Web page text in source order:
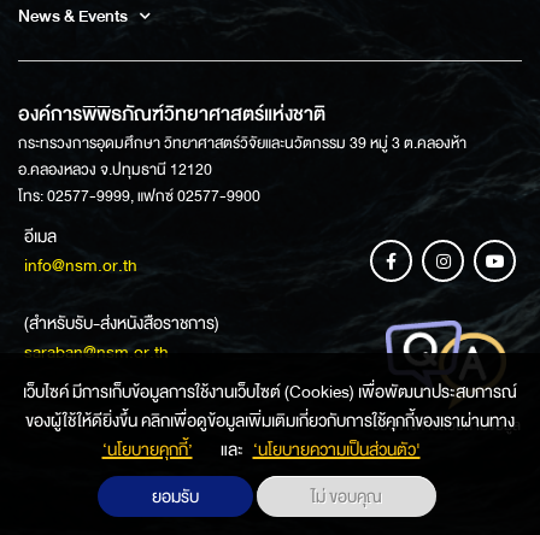
News & Events
องค์การพิพิธภัณฑ์วิทยาศาสตร์แห่งชาติ
กระทรวงการอุดมศึกษา วิทยาศาสตร์วิจัยและนวัตกรรม 39 หมู่ 3 ต.คลองห้า
อ.คลองหลวง จ.ปทุมธานี 12120
โทร: 02577-9999, แฟกซ์ 02577-9900
อีเมล
info@nsm.or.th
(สำหรับรับ-ส่งหนังสือราชการ)
saraban@nsm.or.th
ช่องทางการสอบถามข้อมูล
เว็บไซค์ มีการเก็บข้อมูลการใช้งานเว็บไซต์ (Cookies) เพื่อพัฒนาประสบการณ์
ของผู้ใช้ให้ดียิ่งขึ้น คลิกเพื่อดูข้อมูลเพิ่มเติมเกี่ยวกับการใช้คุกกี้ของเราผ่านทาง
‘นโยบายคุกกี้’
และ ‘นโยบายความเป็นส่วนตัว'
ยอมรับ
ไม่ ขอบคุณ